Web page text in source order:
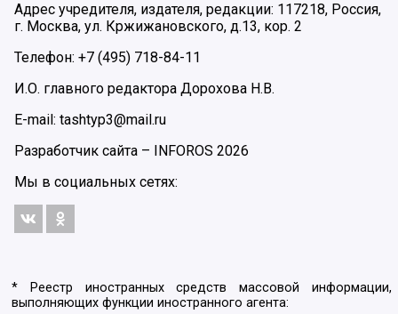
Адрес учредителя, издателя, редакции: 117218, Россия,
г. Москва, ул. Кржижановского, д.13, кор. 2
Телефон: +7 (495) 718-84-11
И.О. главного редактора Дорохова Н.В.
E-mail: tashtyp3@mail.ru
Разработчик сайта – INFOROS 2026
Мы в социальных сетях:
* Реестр иностранных средств массовой информации,
выполняющих функции иностранного агента: